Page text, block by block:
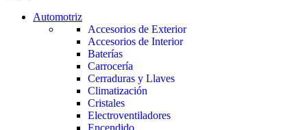
Automotriz
Accesorios de Exterior
Accesorios de Interior
Baterías
Carrocería
Cerraduras y Llaves
Climatización
Cristales
Electroventiladores
Encendido